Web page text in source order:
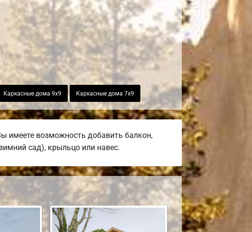
Каркасные дома 9х9 Каркасные дома 7х9
имеете возможность добавить балкон,
сад), крыльцо или навес.